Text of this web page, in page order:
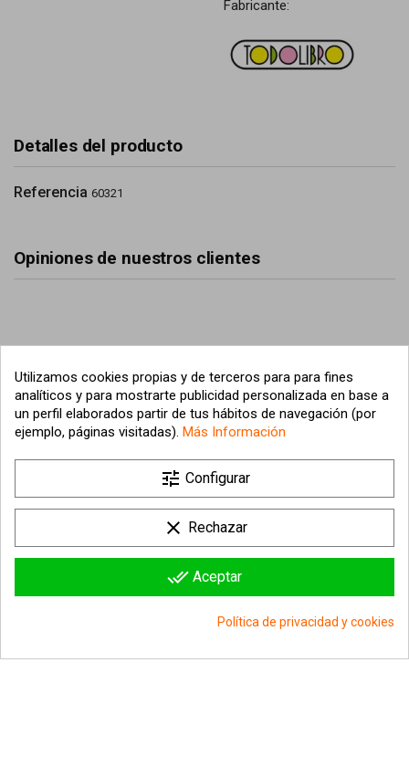
Fabricante:
Detalles del producto
Referencia 60321
Opiniones de nuestros clientes
Información sobre la tienda 
Utilizamos cookies propias y de terceros para para fines
analíticos y para mostrarte publicidad personalizada en base a
un perfil elaborados partir de tus hábitos de navegación (por
ejemplo, páginas visitadas). Más Información
tune Configurar
clear Rechazar
done_all Aceptar
Política de privacidad y cookies